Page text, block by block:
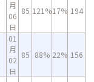
月
06
日
85 121%17% 194
01
月
02
日
85 88% 22% 156